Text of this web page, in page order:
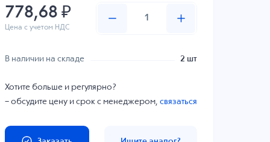
778,68 ₽
Цена с учетом НДС
В наличии на складе 2 шт
Хотите больше и регулярно?
– обсудите цену и срок с менеджером,связаться